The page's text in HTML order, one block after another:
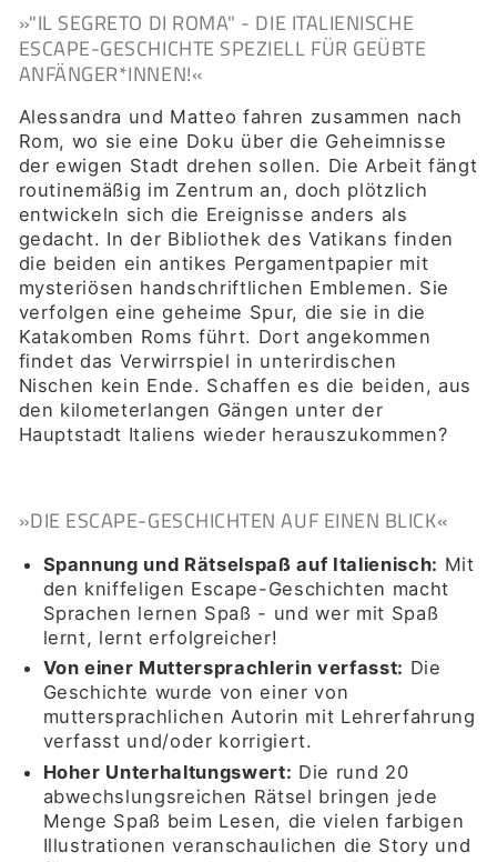
»"IL SEGRETO DI ROMA" - DIE ITALIENISCHE
ESCAPE-GESCHICHTE SPEZIELL FÜR GEÜBTE
ANFÄNGER*INNEN!«
Alessandra und Matteo fahren zusammen nach
Rom, wo sie eine Doku über die Geheimnisse
der ewigen Stadt drehen sollen. Die Arbeit fängt
routinemäßig im Zentrum an, doch plötzlich
entwickeln sich die Ereignisse anders als
gedacht. In der Bibliothek des Vatikans finden
die beiden ein antikes Pergamentpapier mit
mysteriösen handschriftlichen Emblemen. Sie
verfolgen eine geheime Spur, die sie in die
Katakomben Roms führt. Dort angekommen
findet das Verwirrspiel in unterirdischen
Nischen kein Ende. Schaffen es die beiden, aus
den kilometerlangen Gängen unter der
Hauptstadt Italiens wieder herauszukommen?
»DIE ESCAPE-GESCHICHTEN AUF EINEN BLICK«
Spannung und Rätselspaß auf Italienisch: Mit
den kniffeligen Escape-Geschichten macht
Sprachen lernen Spaß - und wer mit Spaß
lernt, lernt erfolgreicher!
Von einer Muttersprachlerin verfasst: Die
Geschichte wurde von einer von
muttersprachlichen Autorin mit Lehrerfahrung
verfasst und/oder korrigiert.
Hoher Unterhaltungswert: Die rund 20
abwechslungsreichen Rätsel bringen jede
Menge Spaß beim Lesen, die vielen farbigen
Illustrationen veranschaulichen die Story und